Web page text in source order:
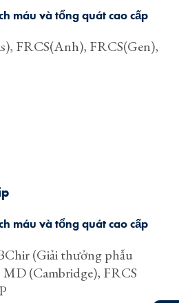
máu và tổng quát cao cấp
FRCS(Anh), FRCS(Gen),
máu và tổng quát cao cấp
(Giải thưởng phẫu
(Cambridge), FRCS